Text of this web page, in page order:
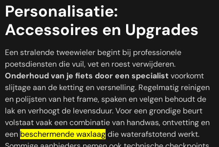
Personalisatie:
Accessoires en Upgrades
Een stralende tweewieler begint bij professionele
poetsdiensten die vuil, vet en roest verwijderen.
Onderhoud van je fiets door een specialistvoorkomt
slijtage aan de ketting en versnelling. Regelmatig reinigen
en polijsten van het frame, spaken en velgen behoudt de
lak en verhoogt de levensduur. Voor een grondige beurt
volstaat vaak een combinatie van handwas, ontvetting en
een beschermende waxlaagdie waterafstotend werkt.